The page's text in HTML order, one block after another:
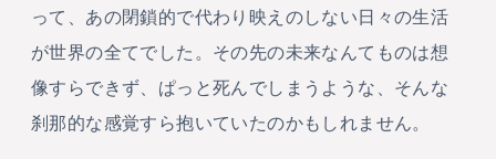
って、あの閉鎖的で代わり映えのしない日々の生活
が世界の全てでした。その先の未来なんてものは想
像すらできず、ぱっと死んでしまうような、そんな
刹那的な感覚すら抱いていたのかもしれません。